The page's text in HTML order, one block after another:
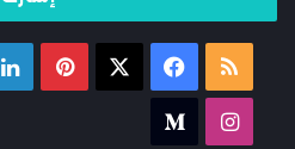
ملخص
الموقع
فيسبوك
انستقرام